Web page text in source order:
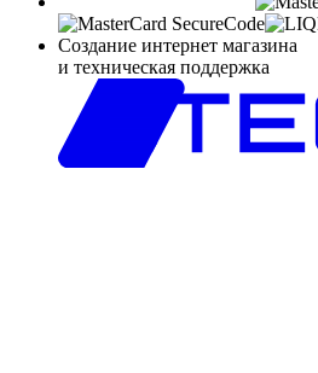
Создание интернет магазина
и техническая поддержка